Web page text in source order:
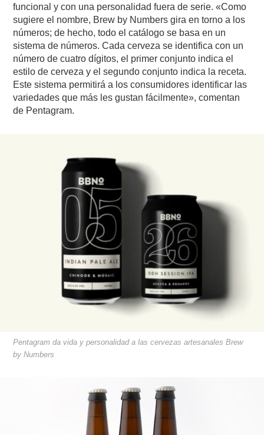
funcional y con una personalidad fuera de serie. «Como
sugiere el nombre, Brew by Numbers gira en torno a los
números; de hecho, todo el catálogo se basa en un
sistema de números. Cada cerveza se identifica con un
número de cuatro dígitos, el primer conjunto indica el
estilo de cerveza y el segundo conjunto indica la receta.
Este sistema permitirá a los consumidores identificar las
variedades que más les gustan fácilmente», comentan
de Pentagram.
Pentagram da vida y personalidad a las cervezas artesanales Brew
by Numbers